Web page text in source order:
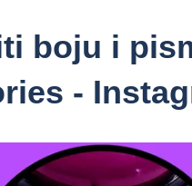
boju i
-